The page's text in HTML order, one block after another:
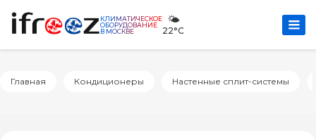
КЛИМАТИЧЕСКОЕ
ОБОРУДОВАНИЕ
В МОСКВЕ
🌤️
22°C
Главная Кондиционеры Настенные сплит-системы